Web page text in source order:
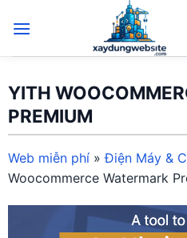
qua
YITH
PREMIUM
Web miễn phí »Điện Máy &
Woocommerce Watermark